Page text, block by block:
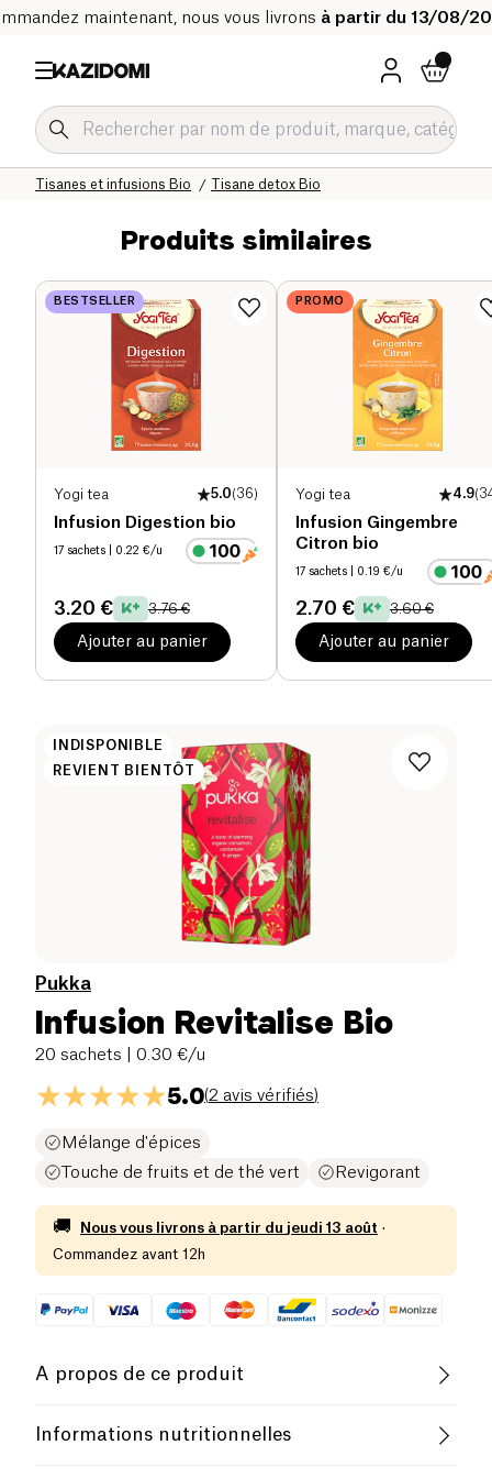
maintenant, nous vous livrons à partir du 13/08/
Tisane detox Bio
Tisanes et infusions Bio
Thé et tisane Bio
Boissons Bio
Notre catalogue bio
Accueil
Produits similaires
BESTSELLER
Yogi tea 5.0(36)
Infusion Digestion bio
17 sachets | 0.22 €/u
3.20 € 3.76 €
Ajouter au panier
PROMO
Yogi tea 4.9(
Infusion Gingembre
Citron bio
17 sachets | 0.19 €/u
2.70 € 3.60 €
Ajouter au panier
INDISPONIBLE
REVIENT BIENTÔT
Pukka
Infusion Revitalise Bio
20 sachets | 0.30 €/u
5.0(2 avis vérifiés)
Mélange d'épices
Touche de fruits et de thé vert
Revigorant
🚚 Nous vous livrons à partir du jeudi 13 août ·
Commandez avant 12h
A propos de ce produit
Vegan Sans gluten (ingrédients)
Informations nutritionnelles